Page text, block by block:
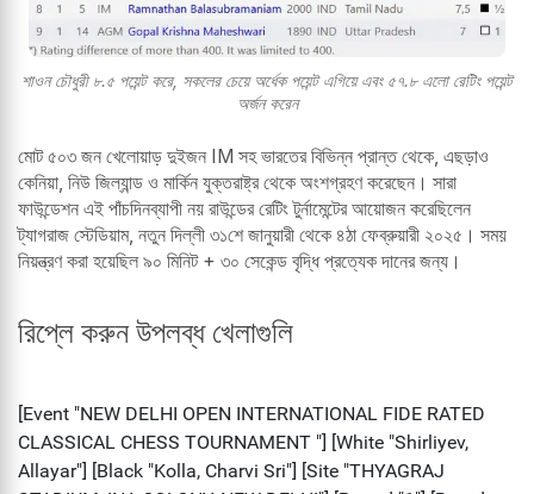
শাওন চৌধুরী ৮.৫ পয়েন্ট করে, সকলের চেয়ে অর্ধেক পয়েন্ট এগিয়ে এবং ৫৭.৮ এলো রেটিং পয়েন্ট
অর্জন করেন
মোট ৫০৩ জন খেলোয়াড় দুইজন IM সহ ভারতের বিভিন্ন প্রান্ত থেকে, এছড়াও
কেনিয়া, নিউ জিল্যান্ড ও মার্কিন যুক্তরাষ্ট্র থেকে অংশগ্রহণ করেছেন। সারা
ফাউন্ডেশন এই পাঁচদিনব্যাপী নয় রাউন্ডের রেটিং টুর্নামেন্টের আয়োজন করেছিলেন
ট্যাগরাজ স্টেডিয়াম, নতুন দিল্লী ৩১শে জানুয়ারী থেকে ৪ঠা ফেব্রুয়ারী ২০২৫। সময়
নিয়ন্ত্রণ করা হয়েছিল ৯০ মিনিট + ৩০ সেকেন্ড বৃদ্ধি প্রত্যেক দানের জন্য।
রিপ্লে করুন উপলব্ধ খেলাগুলি